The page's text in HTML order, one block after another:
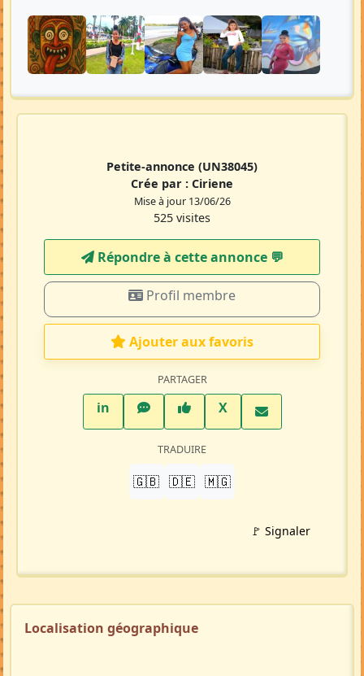
Petite-annonce (UN38045)
Crée par : Ciriene
Mise à jour 13/06/26
525 visites
Répondre à cette annonce 💬​
Profil membre
Ajouter aux favoris
PARTAGER
inLinkedInWhatsAppFacebook
XTwitter X
TRADUIRE
🇬🇧 🇩🇪 🇲🇬
🚩 Signaler
Localisation géographique